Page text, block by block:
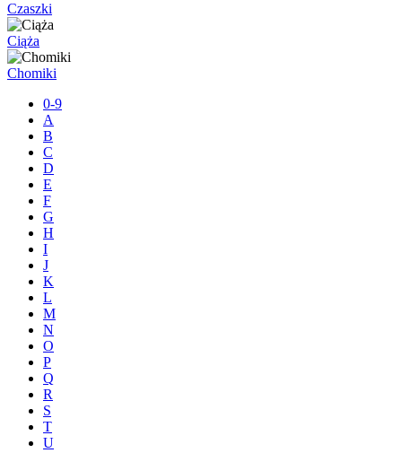
Czaszki
Ciąża
Chomiki
0-9
A
B
C
D
E
F
G
H
I
J
K
L
M
N
O
P
Q
R
S
T
U